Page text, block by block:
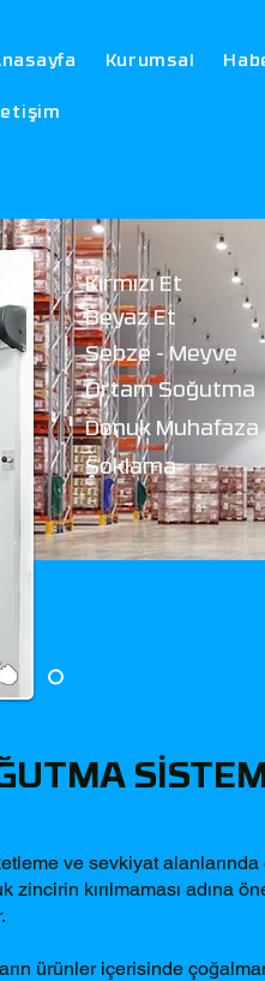
Kurumsal
ve sevkiyat alanlarında
zincirin kırılmaması adına
ürünler içerisinde
Kırmızı Et
Beyaz Et
Sebze - Meyve
Ortam Soğutma
Donuk Muhafaza
Şoklama